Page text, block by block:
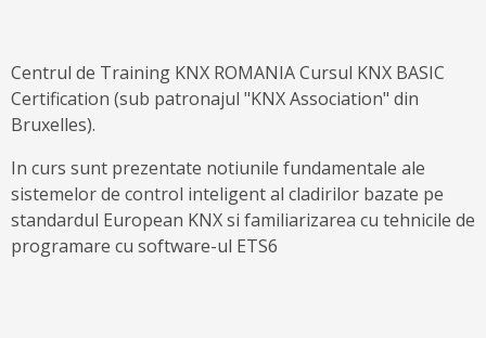
Centrul de Training KNX ROMANIA Cursul KNX BASIC
Certification (sub patronajul "KNX Association" din
Bruxelles).
In curs sunt prezentate notiunile fundamentale ale
sistemelor de control inteligent al cladirilor bazate pe
standardul European KNX si familiarizarea cu tehnicile de
programare cu software-ul ETS6